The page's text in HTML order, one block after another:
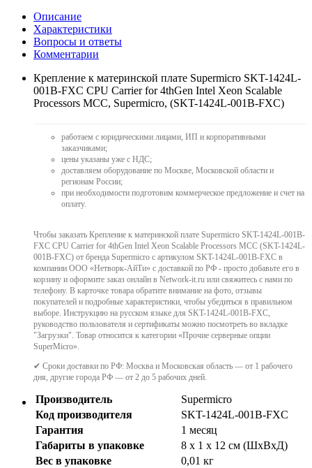
Описание
Характеристики
Вопросы и ответы
Комментарии
Крепление к материнской плате Supermicro SKT-1424L-
001B-FXC CPU Carrier for 4thGen Intel Xeon Scalable
Processors MCC, Supermicro, (SKT-1424L-001B-FXC)
работаем с юридическими лицами, ИП и корпоративными
заказчиками;
цены указаны уже с НДС;
доставляем оборудование по Москве, Московской области и
регионам России;
при необходимости подготовим коммерческое предложение и счет на
оплату.
Чтобы заказать Крепление к материнской плате Supermicro SKT-1424L-001B-
FXC CPU Carrier for 4thGen Intel Xeon Scalable Processors MCC (SKT-1424L-
001B-FXC) от бренда Supermicro с артикулом SKT-1424L-001B-FXC в
компании ООО «Нетворк-АйТи» с доставкой по РФ - просто добавьте его в
корзину и оформите заказ онлайн в Network-it.ru или свяжитесь с нами по
телефону. В карточке товара обратите внимание на фото, отзывы
покупателей и подробные характеристики, чтобы убедиться в правильном
выборе. Инструкцию на русском языке для SKT-1424L-001B-FXC,
руководство пользователя и сертификаты можно посмотреть во вкладке
"Загрузки". Товар относится к категории «Прочие серверные опции
SuperMicro».
✔ Сроки доставки по РФ: Москва и Московская область — от 1 рабочего
дня, другие города РФ — от 2 до 5 рабочих дней.
Производитель
Supermicro
Код производителя
SKT-1424L-001B-FXC
Гарантия
1 месяц
Габариты в упаковке
8 x 1 x 12 см (ШхВхД)
Вес в упаковке
0,01 кг